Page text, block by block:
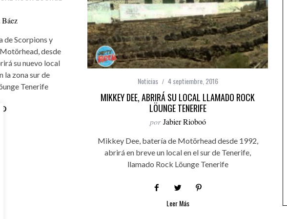
de Scorpions y
desde
su nuevo local
la zona sur de
Tenerife
Noticias 4 septiembre, 2016
MIKKEY DEE, ABRIRÁ SU LOCAL LLAMADO ROCK
LÖUNGE TENERIFE
por Jabier Rioboó
Mikkey Dee, batería de Motörhead desde 1992,
abrirá en breve un local en el sur de Tenerife,
llamado Rock Löunge Tenerife
Leer Más